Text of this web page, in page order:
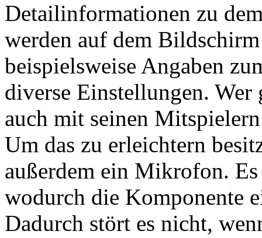
Detailinformationen zu
werden auf dem
beispielsweise Angaben
diverse Einstellungen.
auch mit seinen
Um das zu erleichtern
außerdem ein Mikrofon.
wodurch die Komponente
Dadurch stört es nicht,